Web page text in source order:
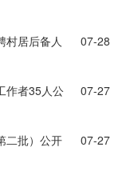
村居后备人
07-28
作者35人公
07-27
二批）公开
07-27